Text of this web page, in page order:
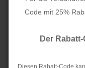
Code mit 25%
Der
Diesen Rabatt-Code